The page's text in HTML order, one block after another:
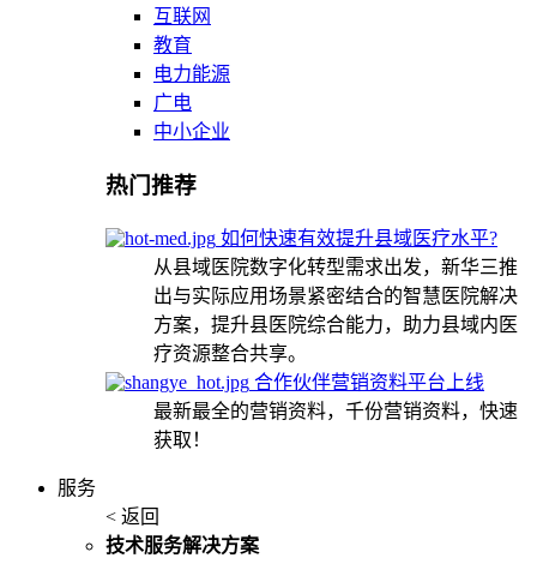
互联网
教育
电力能源
广电
中小企业
热门推荐
如何快速有效提升县域医疗水平?
从县域医院数字化转型需求出发，新华三推
出与实际应用场景紧密结合的智慧医院解决
方案，提升县医院综合能力，助力县域内医
疗资源整合共享。
合作伙伴营销资料平台上线
最新最全的营销资料，千份营销资料，快速
获取！
服务
< 返回
技术服务解决方案